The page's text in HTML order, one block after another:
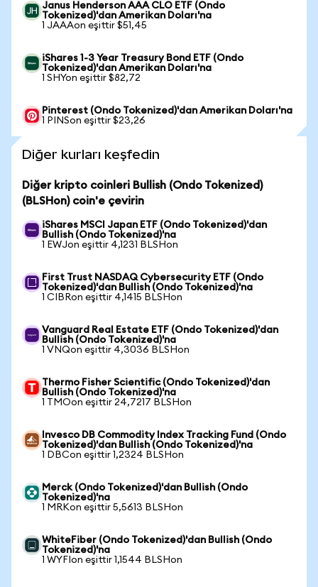
Janus Henderson AAA CLO ETF (Ondo
Tokenized)'dan Amerikan Doları'na
1 JAAAon eşittir $51,45
iShares 1-3 Year Treasury Bond ETF (Ondo
Tokenized)'dan Amerikan Doları'na
1 SHYon eşittir $82,72
Pinterest (Ondo Tokenized)'dan Amerikan Doları'na
1 PINSon eşittir $23,26
Diğer kurları keşfedin
Diğer kripto coinleri Bullish (Ondo Tokenized)
(BLSHon) coin'e çevirin
iShares MSCI Japan ETF (Ondo Tokenized)'dan
Bullish (Ondo Tokenized)'na
1 EWJon eşittir 4,1231 BLSHon
First Trust NASDAQ Cybersecurity ETF (Ondo
Tokenized)'dan Bullish (Ondo Tokenized)'na
1 CIBRon eşittir 4,1415 BLSHon
Vanguard Real Estate ETF (Ondo Tokenized)'dan
Bullish (Ondo Tokenized)'na
1 VNQon eşittir 4,3036 BLSHon
Thermo Fisher Scientific (Ondo Tokenized)'dan
Bullish (Ondo Tokenized)'na
1 TMOon eşittir 24,7217 BLSHon
Invesco DB Commodity Index Tracking Fund (Ondo
Tokenized)'dan Bullish (Ondo Tokenized)'na
1 DBCon eşittir 1,2324 BLSHon
Merck (Ondo Tokenized)'dan Bullish (Ondo
Tokenized)'na
1 MRKon eşittir 5,5613 BLSHon
WhiteFiber (Ondo Tokenized)'dan Bullish (Ondo
Tokenized)'na
1 WYFIon eşittir 1,1544 BLSHon